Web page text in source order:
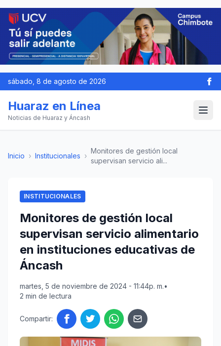
sábado, 8 de agosto de 2026
Huaraz en Línea
Noticias de Huaraz y Áncash
Inicio › Institucionales ›
Monitores de gestión local
supervisan servicio ali...
INSTITUCIONALES
Monitores de gestión local
supervisan servicio alimentario
en instituciones educativas de
Áncash
martes, 5 de noviembre de 2024 - 11:44p. m.•
2 min de lectura
Compartir: